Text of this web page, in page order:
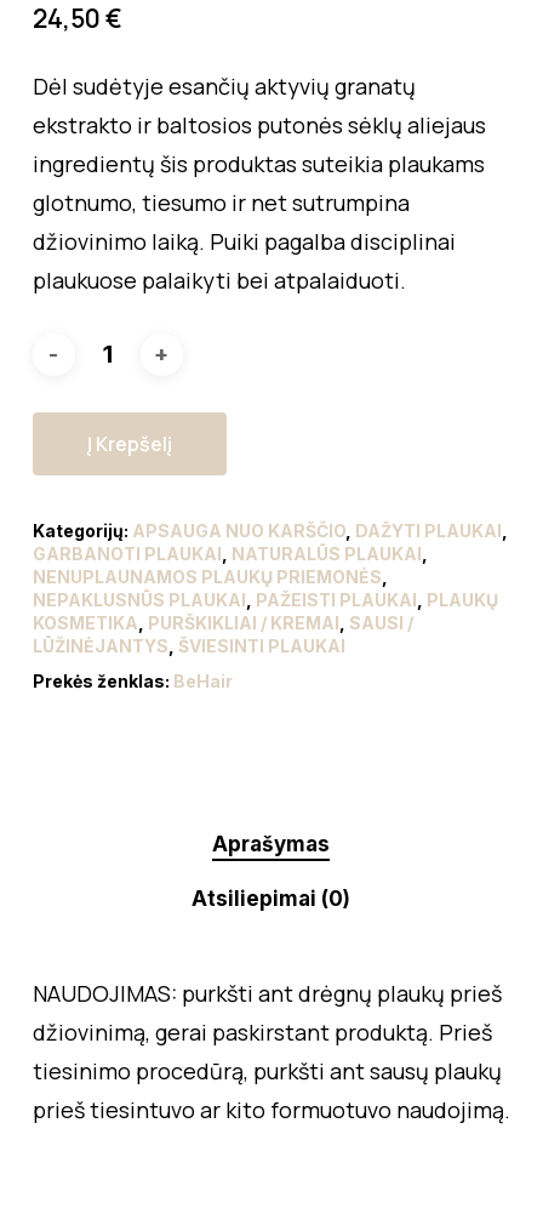
24,50€
Dėl sudėtyje esančių aktyvių granatų
ekstrakto ir baltosios putonės sėklų aliejaus
ingredientų šis produktas suteikia plaukams
glotnumo, tiesumo ir net sutrumpina
džiovinimo laiką. Puiki pagalba disciplinai
plaukuose palaikyti bei atpalaiduoti.
Į Krepšelį
Kategorijų: APSAUGA NUO KARŠČIO, DAŽYTI PLAUKAI
GARBANOTI PLAUKAI NATURALŪS PLAUKAI
NENUPLAUNAMOS PLAUKŲ PRIEMONĖS
NEPAKLUSNŪS PLAUKAI PAŽEISTI PLAUKAI PLAUKŲ
KOSMETIKA PURŠKIKLIAI / KREMAI SAUSI /
LŪŽINĖJANTYS ŠVIESINTI PLAUKAI
Prekės ženklas: BeHair
Aprašymas
Atsiliepimai (0)
NAUDOJIMAS: purkšti ant drėgnų plaukų prieš
džiovinimą, gerai paskirstant produktą. Prieš
tiesinimo procedūrą, purkšti ant sausų plaukų
prieš tiesintuvo ar kito formuotuvo naudojimą.